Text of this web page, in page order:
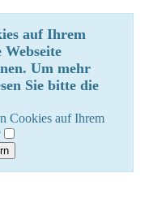
auf Ihrem
Um mehr
Sie bitte die
Cookies auf Ihrem